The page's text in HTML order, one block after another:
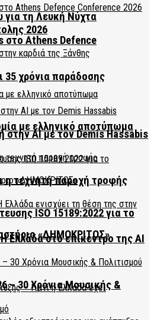
στο Athens Defence
με ελληνικό αποτύπωμα
ISO 15189:2022 για το
«ΔΗΜΟΚΡΙΤΟΣ»
για τη Λευκή Νύχτα
2026
35 χρόνια παράδοσης
στην AI με τον Demis Hassabis
η τεχνητή παροχή τροφής
Ελλάδα στο επίκεντρο της AI
– 30 Χρόνια Μουσικής &